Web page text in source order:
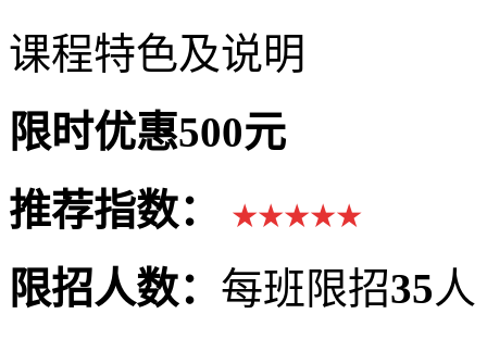
课程特色及说明
限时优惠500元
推荐指数：
★★★★★
限招人数： 每班限招35人